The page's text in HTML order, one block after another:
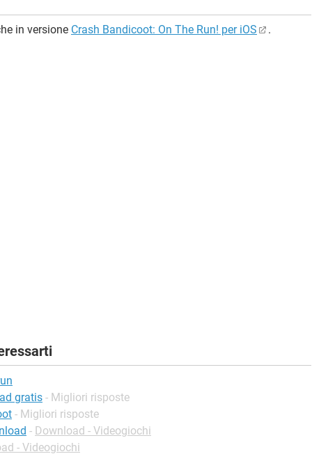
in versione Crash Bandicoot: On The Run! per iOS .
gratis - Migliori risposte
- Migliori risposte
- Download - Videogiochi
- Videogiochi